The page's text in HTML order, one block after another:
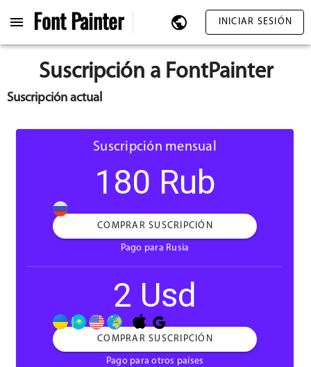
FontPainter INICIAR SESIÓN
Suscripción a FontPainter
Suscripción actual
Suscripción mensual
180 Rub
COMPRAR SUSCRIPCIÓN
Pago para Rusia
2 Usd
COMPRAR SUSCRIPCIÓN
Pago para otros países